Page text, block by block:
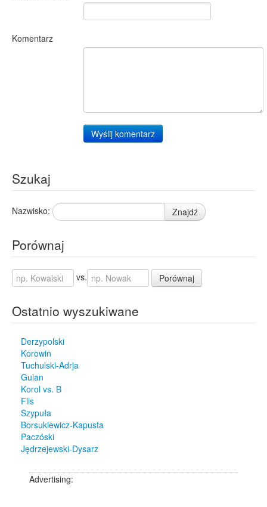
Komentarz
Wyślij komentarz
Szukaj
Nazwisko: Znajdź
Porównaj
vs. Porównaj
Ostatnio wyszukiwane
Derzypolski
Korowin
Tuchulski-Adrja
Gulan
Korol vs. B
Flis
Szypuła
Borsukiewicz-Kapusta
Paczóski
Jędrzejewski-Dysarz
Advertising: